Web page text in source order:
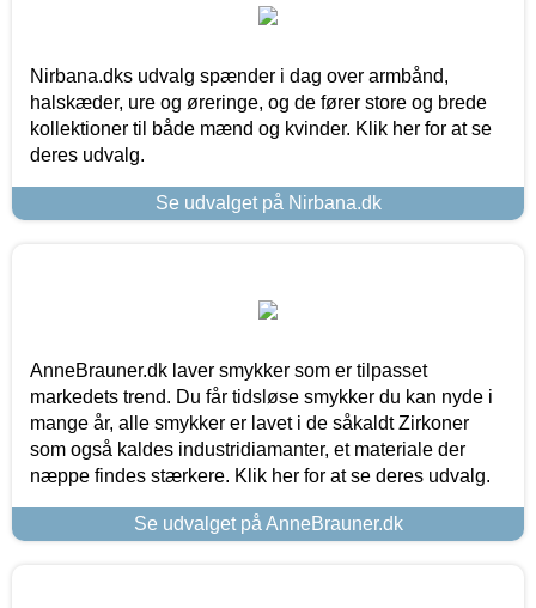
Nirbana.dks udvalg spænder i dag over armbånd,
halskæder, ure og øreringe, og de fører store og brede
kollektioner til både mænd og kvinder. Klik her for at se
deres udvalg.
Se udvalget på Nirbana.dk
AnneBrauner.dk laver smykker som er tilpasset
markedets trend. Du får tidsløse smykker du kan nyde i
mange år, alle smykker er lavet i de såkaldt Zirkoner
som også kaldes industridiamanter, et materiale der
næppe findes stærkere. Klik her for at se deres udvalg.
Se udvalget på AnneBrauner.dk